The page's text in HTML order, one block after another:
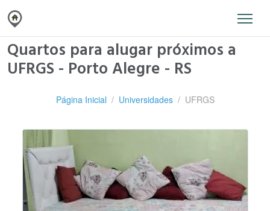
Quartos para alugar próximos a
UFRGS - Porto Alegre - RS
Página Inicial Universidades UFRGS